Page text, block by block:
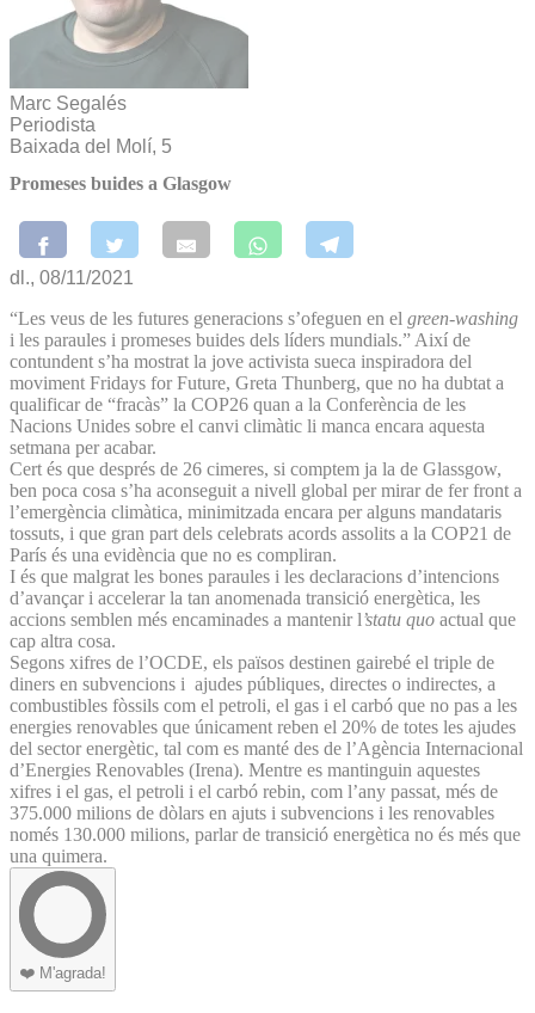
Marc Segalés
Periodista
Baixada del Molí, 5
Promeses buides a Glasgow
dl., 08/11/2021
“Les veus de les futures generacions s’ofeguen en el green-washing
i les paraules i promeses buides dels líders mundials.” Així de
contundent s’ha mostrat la jove activista sueca inspiradora del
moviment Fridays for Future, Greta Thunberg, que no ha dubtat a
qualificar de “fracàs” la COP26 quan a la Conferència de les
Nacions Unides sobre el canvi climàtic li manca encara aquesta
setmana per acabar.
Cert és que després de 26 cimeres, si comptem ja la de Glassgow,
ben poca cosa s’ha aconseguit a nivell global per mirar de fer front a
l’emergència climàtica, minimitzada encara per alguns mandataris
tossuts, i que gran part dels celebrats acords assolits a la COP21 de
París és una evidència que no es compliran.
I és que malgrat les bones paraules i les declaracions d’intencions
d’avançar i accelerar la tan anomenada transició energètica, les
accions semblen més encaminades a mantenir l’statu quo actual que
cap altra cosa.
Segons xifres de l’OCDE, els països destinen gairebé el triple de
diners en subvencions i ajudes públiques, directes o indirectes, a
combustibles fòssils com el petroli, el gas i el carbó que no pas a les
energies renovables que únicament reben el 20% de totes les ajudes
del sector energètic, tal com es manté des de l’Agència Internacional
d’Energies Renovables (Irena). Mentre es mantinguin aquestes
xifres i el gas, el petroli i el carbó rebin, com l’any passat, més de
375.000 milions de dòlars en ajuts i subvencions i les renovables
només 130.000 milions, parlar de transició energètica no és més que
una quimera.
❤️ M'agrada!